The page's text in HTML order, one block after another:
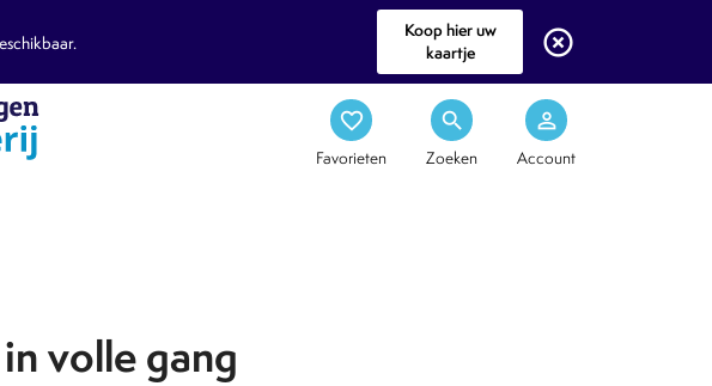
Koop hier uw
kaartje
highlight_off
favorite_border
Favorieten
search
Zoeken
person_outline
Account
volle gang